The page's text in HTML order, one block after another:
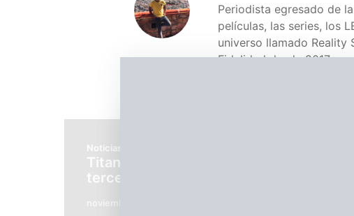
Periodista egresado de
películas, las series, los
universo llamado Reality
Fidelidad desde 2017.
Noticias
Titans es renovada para una
tercera temporada